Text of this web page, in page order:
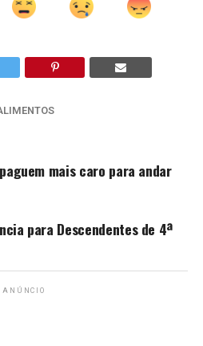
mais caro para andar
para Descendentes de 4ª
ANÚNCIO